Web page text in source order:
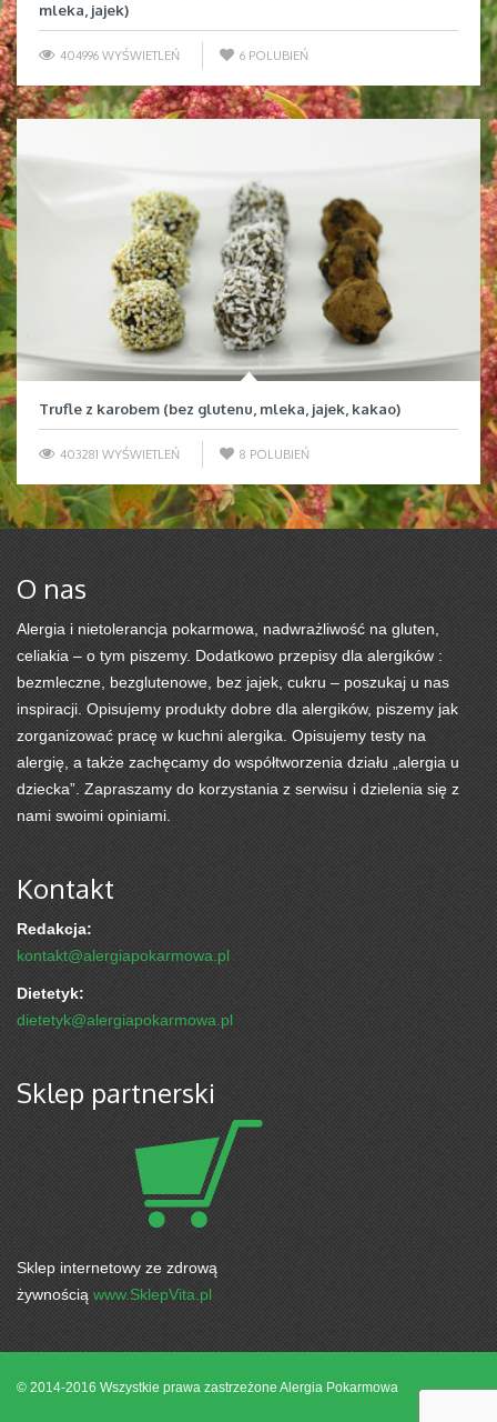
mleka, jajek)
404996 WYŚWIETLEŃ 6 POLUBIEŃ
Trufle z karobem (bez glutenu, mleka, jajek, kakao)
403281 WYŚWIETLEŃ 8 POLUBIEŃ
O nas
Alergia i nietolerancja pokarmowa, nadwrażliwość na gluten,
celiakia – o tym piszemy. Dodatkowo przepisy dla alergików :
bezmleczne, bezglutenowe, bez jajek, cukru – poszukaj u nas
inspiracji. Opisujemy produkty dobre dla alergików, piszemy jak
zorganizować pracę w kuchni alergika. Opisujemy testy na
alergię, a także zachęcamy do współtworzenia działu „alergia u
dziecka”. Zapraszamy do korzystania z serwisu i dzielenia się z
nami swoimi opiniami.
Kontakt
Redakcja:
kontakt@alergiapokarmowa.pl
Dietetyk:
dietetyk@alergiapokarmowa.pl
Sklep partnerski
Sklep internetowy ze zdrową
żywnością www.SklepVita.pl
© 2014-2016 Wszystkie prawa zastrzeżone Alergia Pokarmowa